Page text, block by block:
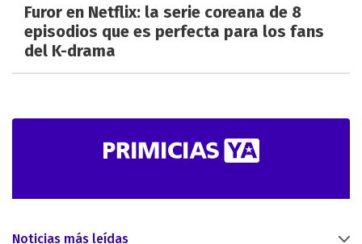
Furor en Netflix: la serie coreana de 8
episodios que es perfecta para los fans
del K-drama
Noticias más leídas